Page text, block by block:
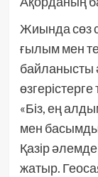
Жиында сөз
ғылым мен
байланысты
«Біз, ең
мен
Қазір
жатыр.